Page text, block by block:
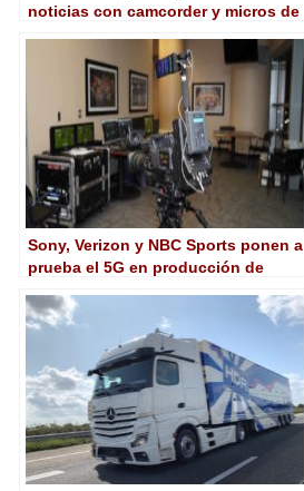
noticias con camcorder y micros de
Sony, Verizon y NBC Sports ponen a
prueba el 5G en producción de